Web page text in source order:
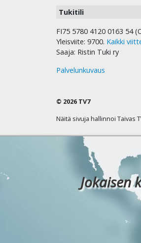
Tukitili
FI75 5780 4120 0163 54
Yleisviite: 9700. Kaikki
Saaja: Ristin Tuki ry
Palvelunkuvaus
© 2026 TV7
Näitä sivuja hallinnoi Taivas
Jokaisen